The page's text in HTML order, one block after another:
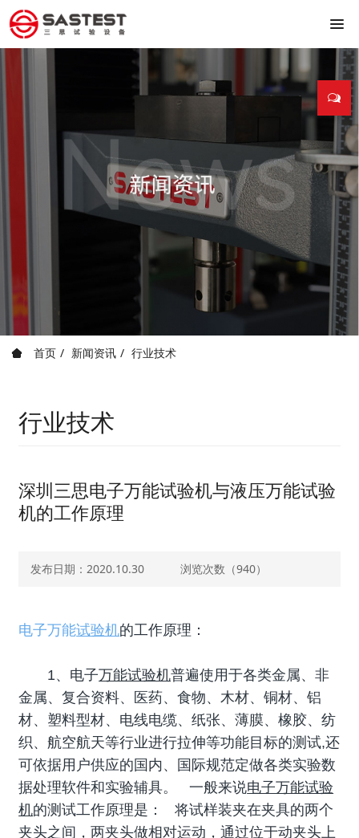
首页 新闻资讯 行业技术
行业技术
深圳三思电子万能试验机与液压万能试验
机的工作原理
发布日期：2020.10.30 浏览次数（940）
电子万能试验机的工作原理：
1、电子万能试验机普遍使用于各类金属、非
金属、复合资料、医药、食物、木材、铜材、铝
材、塑料型材、电线电缆、纸张、薄膜、橡胶、纺
织、航空航天等行业进行拉伸等功能目标的测试,还
可依据用户供应的国内、国际规范定做各类实验数
据处理软件和实验辅具。 一般来说电子万能试验
机的测试工作原理是： 将试样装夹在夹具的两个
夹头之间，两夹头做相对运动，通过位于动夹头上